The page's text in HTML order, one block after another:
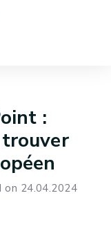
:
on 24.04.2024